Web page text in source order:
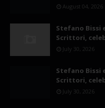
August 04, 2026
Stefano Bissi
Scrittori,
July 30, 2026
Stefano Bissi
Scrittori,
July 30, 2026